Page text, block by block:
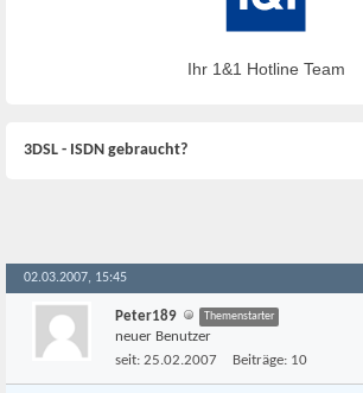
Ihr 1&1 Hotline Team
3DSL - ISDN gebraucht?
02.03.2007, 15:45
Peter189 Themenstarter
neuer Benutzer
seit: 25.02.2007 Beiträge: 10